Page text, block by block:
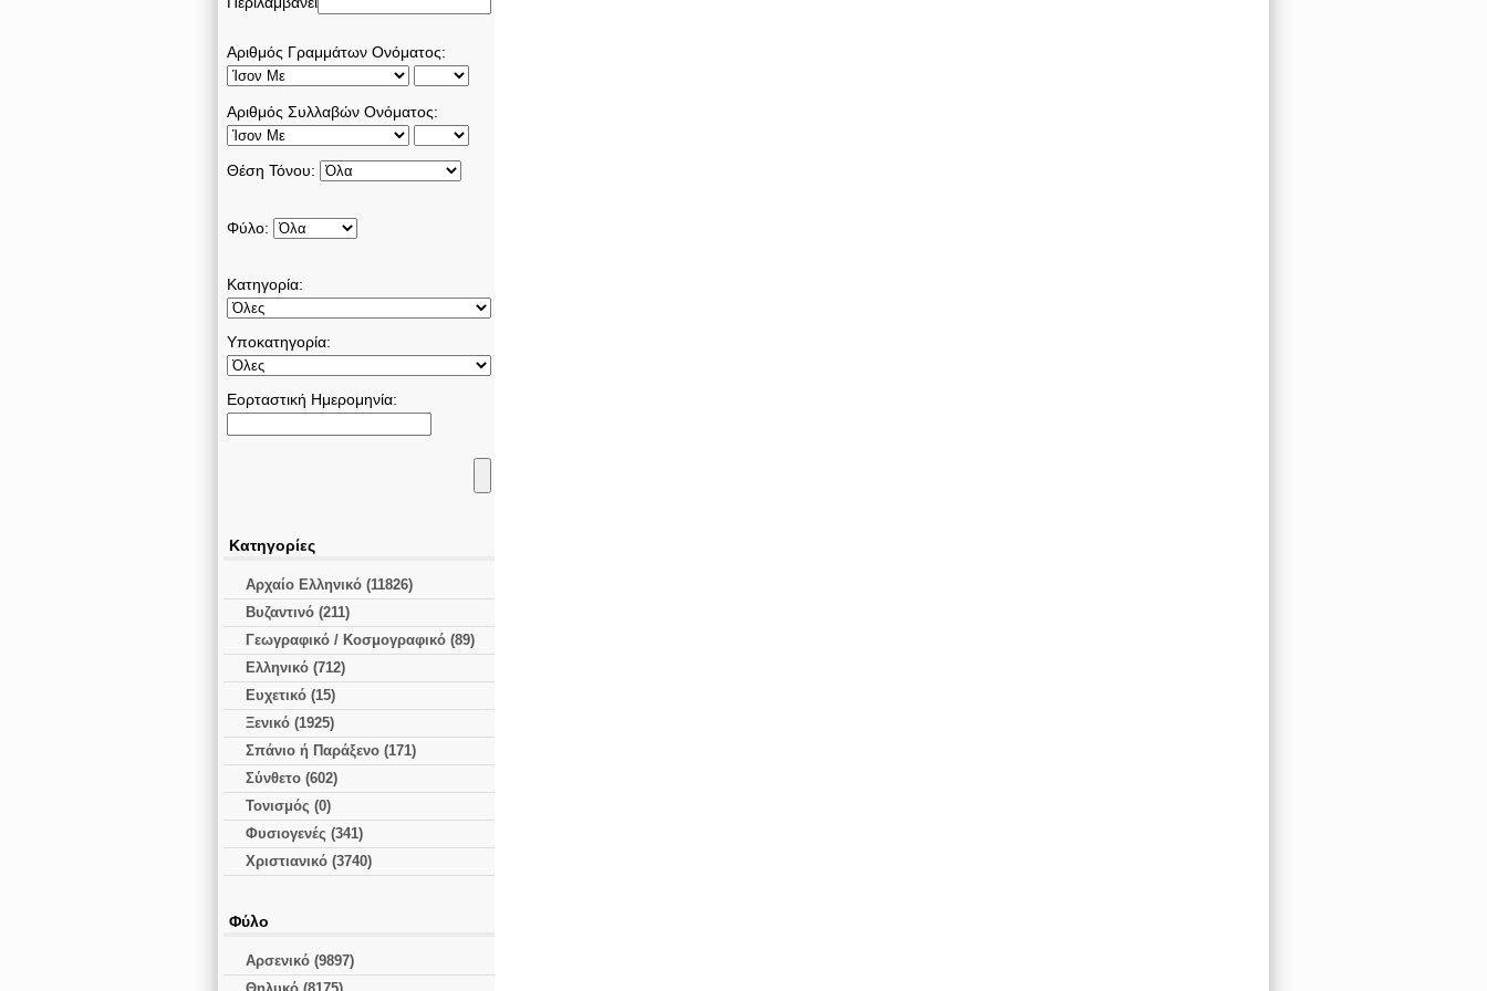
Αριθμός Γραμμάτων Ονόματος:
Αριθμός Συλλαβών Ονόματος:
Θέση Τόνου:
Φύλο:
Κατηγορία:
Υποκατηγορία:
Εορταστική Ημερομηνία:
Κατηγορίες
Αρχαίο Ελληνικό (11826)
Βυζαντινό (211)
Γεωγραφικό / Κοσμογραφικό (89)
Ελληνικό (712)
Ευχετικό (15)
Ξενικό (1925)
Σπάνιο ή Παράξενο (171)
Σύνθετο (602)
Τονισμός (0)
Φυσιογενές (341)
Χριστιανικό (3740)
Φύλο
Αρσενικό (9897)